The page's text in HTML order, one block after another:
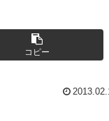
コピー